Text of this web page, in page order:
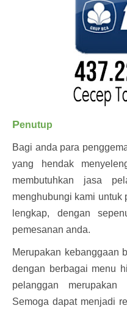
Penutup
Bagi anda para
yang hendak
membutuhkan jasa
menghubungi kami untuk
lengkap, dengan
pemesanan anda.
Merupakan kebanggaan
dengan berbagai menu
pelanggan
Semoga dapat menjadi